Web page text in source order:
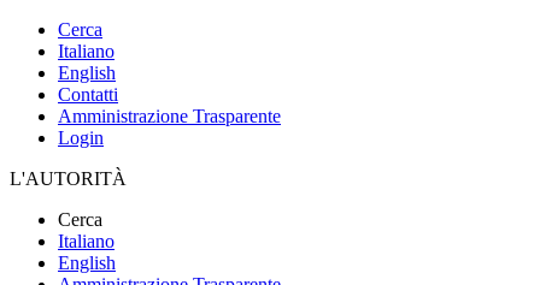
Cerca
Italiano
English
Contatti
Amministrazione Trasparente
Login
L'AUTORITÀ
Cerca
Italiano
English